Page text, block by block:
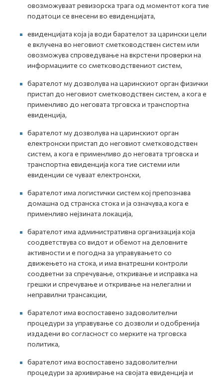
овозможуваат ревизорска трага од моментот кога тие
податоци се внесени во евиденцијата,
евиденцијата која ја води барателот за царински цели
е вклучена во неговиот сметководствен систем или
овозможува спроведување на вкрстени проверки на
информациите со сметководствениот систем,
барателот му дозволува на царинскиот орган физички
пристап до неговиот сметководствен систем, а кога е
применливо до неговата трговска и транспортна
евиденција,
барателот му дозволува на царинскиот орган
електронски пристап до неговиот сметководствен
систем, а кога е применливо до неговата трговска и
транспортна евиденција кога тие системи или
евиденции се чуваат електронски,
барателот има логистички систем кој препознава
домашна од странска стока и ја означува,а кога е
применливо нејзината локација,
барателот има административна организација која
соодветствува со видот и обемот на деловните
активности и е погодна за управувањето со
движењето на стока, и има внатрешни контроли
соодветни за спречување, откривање и исправка на
грешки и спречување и откривање на нелегални и
неправилни трансакции,
барателот има воспоставено задоволителни
процедури за управување со дозволи и одобренија
издадени во согласност со мерките на трговска
политика,
барателот има воспоставено задоволителни
процедури за архивирање на својата евиденција и